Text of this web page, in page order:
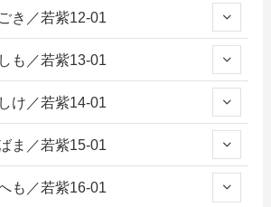
き／若紫12-01
も／若紫13-01
け／若紫14-01
ま／若紫15-01
も／若紫16-01